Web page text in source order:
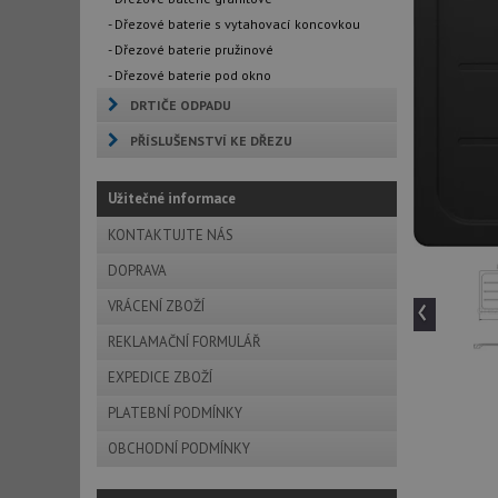
- Dřezové baterie s vytahovací koncovkou
- Dřezové baterie pružinové
- Dřezové baterie pod okno
DRTIČE ODPADU
PŘÍSLUŠENSTVÍ KE DŘEZU
Užitečné informace
KONTAKTUJTE NÁS
DOPRAVA
VRÁCENÍ ZBOŽÍ
REKLAMAČNÍ FORMULÁŘ
EXPEDICE ZBOŽÍ
PLATEBNÍ PODMÍNKY
OBCHODNÍ PODMÍNKY
‹